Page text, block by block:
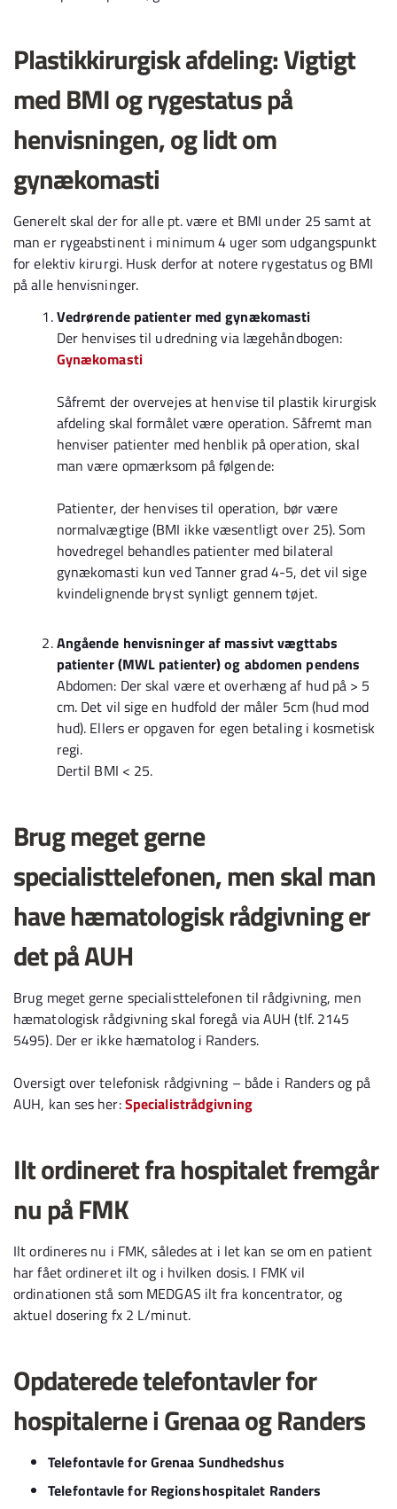
Plastikkirurgisk afdeling: Vigtigt
med BMI og rygestatus på
henvisningen, og lidt om
gynækomasti
Generelt skal der for alle pt. være et BMI under 25 samt at
man er rygeabstinent i minimum 4 uger som udgangspunkt
for elektiv kirurgi. Husk derfor at notere rygestatus og BMI
på alle henvisninger.
Vedrørende patienter med gynækomasti
Der henvises til udredning via lægehåndbogen:
Gynækomasti
Såfremt der overvejes at henvise til plastik kirurgisk
afdeling skal formålet være operation. Såfremt man
henviser patienter med henblik på operation, skal
man være opmærksom på følgende:
Patienter, der henvises til operation, bør være
normalvægtige (BMI ikke væsentligt over 25). Som
hovedregel behandles patienter med bilateral
gynækomasti kun ved Tanner grad 4-5, det vil sige
kvindelignende bryst synligt gennem tøjet.
Angående henvisninger af massivt vægttabs
patienter (MWL patienter) og abdomen pendens
Abdomen: Der skal være et overhæng af hud på > 5
cm. Det vil sige en hudfold der måler 5cm (hud mod
hud). Ellers er opgaven for egen betaling i kosmetisk
regi.
Dertil BMI < 25.
Brug meget gerne
specialisttelefonen, men skal man
have hæmatologisk rådgivning er
det på AUH
Brug meget gerne specialisttelefonen til rådgivning, men
hæmatologisk rådgivning skal foregå via AUH (tlf. 2145
5495). Der er ikke hæmatolog i Randers.
Oversigt over telefonisk rådgivning – både i Randers og på
AUH, kan ses her:Specialistrådgivning
Ilt ordineret fra hospitalet fremgår
nu på FMK
Ilt ordineres nu i FMK, således at i let kan se om en patient
har fået ordineret ilt og i hvilken dosis. I FMK vil
ordinationen stå som MEDGAS ilt fra koncentrator, og
aktuel dosering fx 2 L/minut.
Opdaterede telefontavler for
hospitalerne i Grenaa og Randers
Telefontavle for Grenaa Sundhedshus
Telefontavle for Regionshospitalet Randers